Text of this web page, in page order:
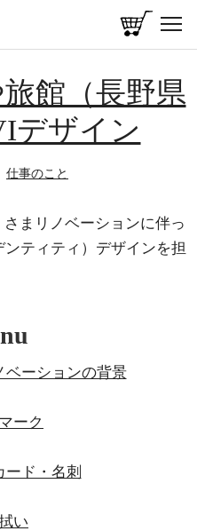
t
o
g
l
a
t
i
館（長野県
デザイン
仕事のこと
まリノベーションに伴っ
ティティ）デザインを担
ベーションの背景
ーク
ード・名刺
い